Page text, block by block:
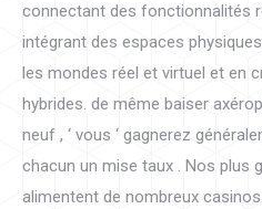
connectant des fonctionnalités
intégrant des espaces
les mondes réel et virtuel et en
hybrides. de même baiser
neuf , ‘ vous ‘ gagnerez
chacun un mise taux . Nos plus
alimentent de nombreux